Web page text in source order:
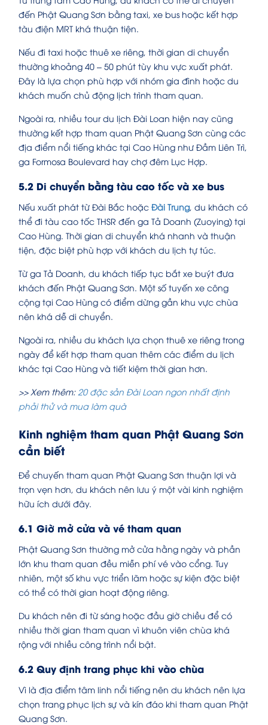
đến Phật Quang Sơn bằng taxi, xe bus hoặc kết hợp
tàu điện MRT khá thuận tiện.
Nếu đi taxi hoặc thuê xe riêng, thời gian di chuyển
thường khoảng 40 – 50 phút tùy khu vực xuất phát.
Đây là lựa chọn phù hợp với nhóm gia đình hoặc du
khách muốn chủ động lịch trình tham quan.
Ngoài ra, nhiều tour du lịch Đài Loan hiện nay cũng
thường kết hợp tham quan Phật Quang Sơn cùng các
địa điểm nổi tiếng khác tại Cao Hùng như Đầm Liên Trì,
ga Formosa Boulevard hay chợ đêm Lục Hợp.
5.2 Di chuyển bằng tàu cao tốc và xe bus
Nếu xuất phát từ Đài Bắc hoặc Đài Trung, du khách có
thể đi tàu cao tốc THSR đến ga Tả Doanh (Zuoying) tại
Cao Hùng. Thời gian di chuyển khá nhanh và thuận
tiện, đặc biệt phù hợp với khách du lịch tự túc.
Từ ga Tả Doanh, du khách tiếp tục bắt xe buýt đưa
khách đến Phật Quang Sơn. Một số tuyến xe công
cộng tại Cao Hùng có điểm dừng gần khu vực chùa
nên khá dễ di chuyển.
Ngoài ra, nhiều du khách lựa chọn thuê xe riêng trong
ngày để kết hợp tham quan thêm các điểm du lịch
khác tại Cao Hùng và tiết kiệm thời gian hơn.
>> Xem thêm: 20 đặc sản Đài Loan ngon nhất định
phải thử và mua làm quà
Kinh nghiệm tham quan Phật Quang Sơn
cần biết
Để chuyến tham quan Phật Quang Sơn thuận lợi và
trọn vẹn hơn, du khách nên lưu ý một vài kinh nghiệm
hữu ích dưới đây.
6.1 Giờ mở cửa và vé tham quan
Phật Quang Sơn thường mở cửa hằng ngày và phần
lớn khu tham quan đều miễn phí vé vào cổng. Tuy
nhiên, một số khu vực triển lãm hoặc sự kiện đặc biệt
có thể có thời gian hoạt động riêng.
Du khách nên đi từ sáng hoặc đầu giờ chiều để có
nhiều thời gian tham quan vì khuôn viên chùa khá
rộng với nhiều công trình nổi bật.
6.2 Quy định trang phục khi vào chùa
Vì là địa điểm tâm linh nổi tiếng nên du khách nên lựa
chọn trang phục lịch sự và kín đáo khi tham quan Phật
Quang Sơn.